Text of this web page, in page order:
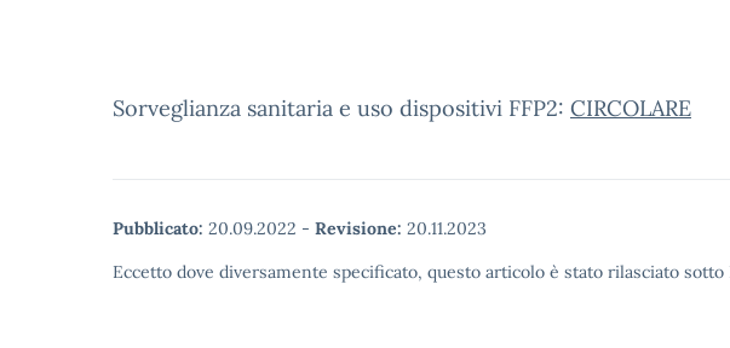
Sorveglianza sanitaria e uso dispositivi FFP2: CIRCOLARE
Pubblicato: 20.09.2022 - Revisione: 20.11.2023
Eccetto dove diversamente specificato, questo articolo è stato rilasciato